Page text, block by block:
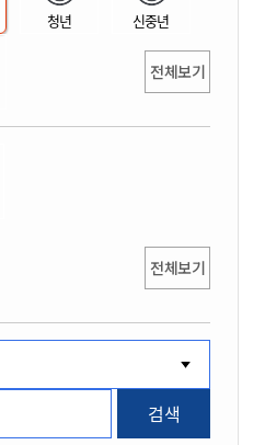
청년 신중년
전체보기
전체보기
검색